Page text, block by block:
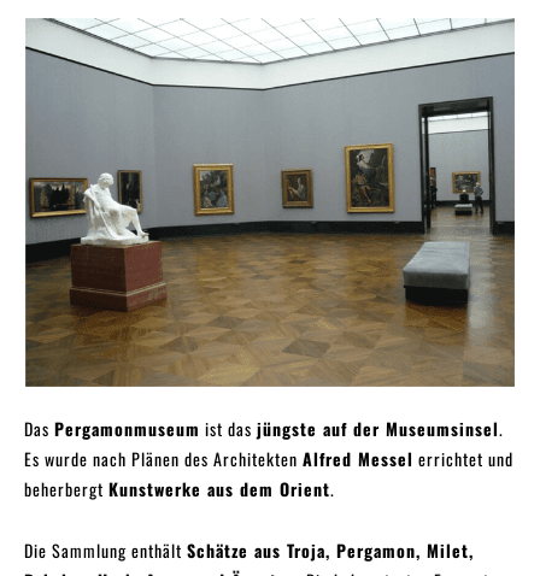
Das Pergamonmuseum ist das jüngste auf der Museumsinsel.
Es wurde nach Plänen des Architekten Alfred Messel errichtet und
beherbergt Kunstwerke aus dem Orient.
Die Sammlung enthält Schätze aus Troja, Pergamon, Milet,